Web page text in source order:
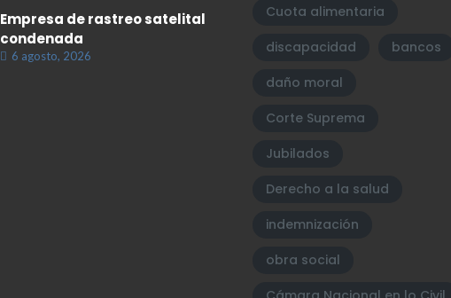
Empresa de rastreo satelital
condenada
6 agosto, 2026
Cuota alimentaria
discapacidad
bancos
daño moral
Corte Suprema
Jubilados
Derecho a la salud
indemnización
obra social